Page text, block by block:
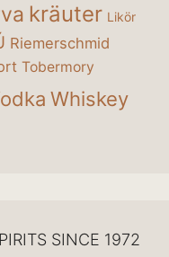
kräuter Likör
Riemerschmid
Tobermory
Whiskey
SINCE 1972